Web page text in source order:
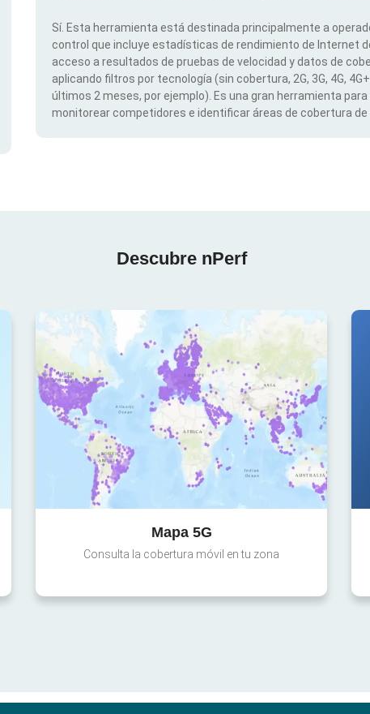
Sí. Esta herramienta está destinada principalmente a
control que incluye estadísticas de rendimiento de Internet
acceso a resultados de pruebas de velocidad y datos de
aplicando filtros por tecnología (sin cobertura, 2G, 3G, 4G,
últimos 2 meses, por ejemplo). Es una gran herramienta
monitorear competidores e identificar áreas de cobertura de
Descubre nPerf
Mapa 5G
Consulta la cobertura móvil en tu zona